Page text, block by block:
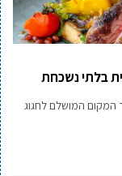
בלתי נשכחת
המקום המושלם לחגוג